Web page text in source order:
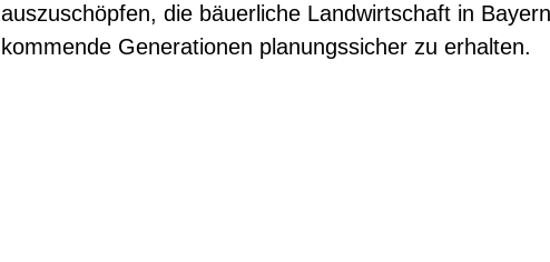
auszuschöpfen, die bäuerliche Landwirtschaft in
kommende Generationen planungssicher zu erhalten.